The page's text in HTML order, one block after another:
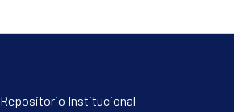
Repositorio Institucional